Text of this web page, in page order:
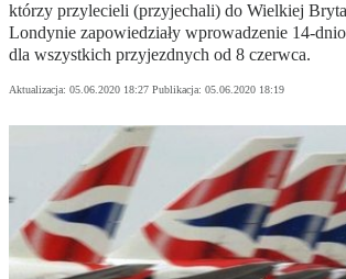
którzy przylecieli (przyjechali) do Wielkiej
Londynie zapowiedziały wprowadzenie 14-
dla wszystkich przyjezdnych od 8 czerwca.
Aktualizacja: 05.06.2020 18:27 Publikacja: 05.06.2020 18:19